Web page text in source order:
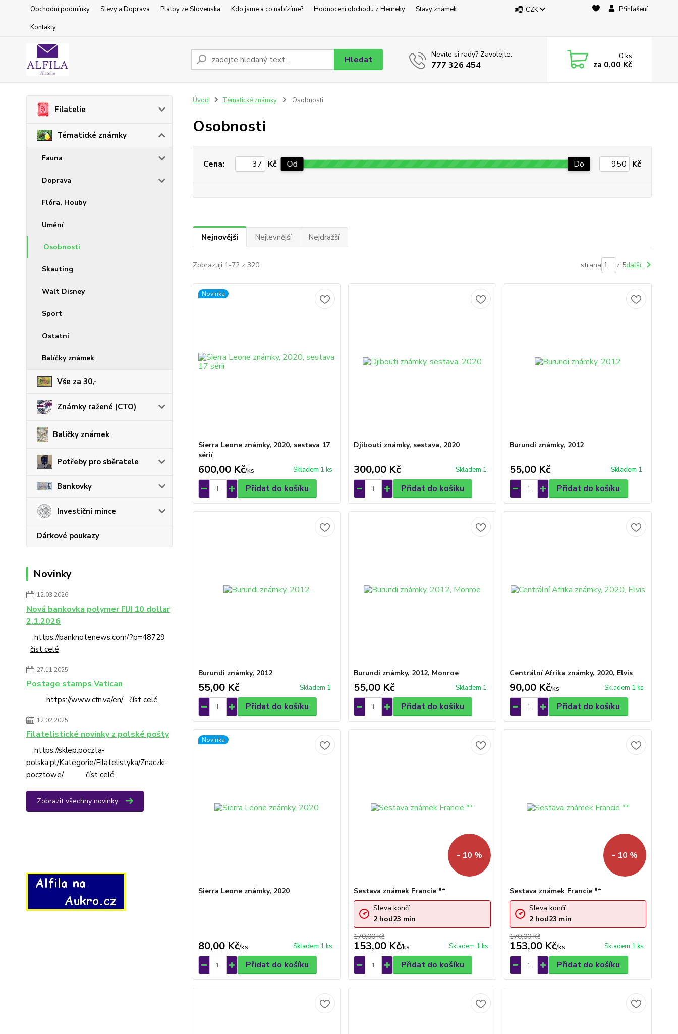
Obchodní podmínky Slevy a Doprava Platby ze Slovenska Kdo jsme a co nabízíme? Hodnocení obchodu z Heureky
Stavy známek
Kontakty
CZK Přihlášení
Hledat Nevíte si rady? Zavolejte.
777 326 454
0ks
za 0,00 Kč
Filatelie
Tématické známky
Fauna
Doprava
Flóra, Houby
Umění
Osobnosti
Skauting
Walt Disney
Sport
Ostatní
Balíčky známek
Vše za 30,-
Známky ražené (CTO)
Balíčky známek
Potřeby pro sběratele
Bankovky
Investiční mince
Dárkové poukazy
Novinky
12.03.2026
Nová bankovka polymer FIJI 10 dollar
2.1.2026
https://banknotenews.com/?p=48729
číst celé
27.11.2025
Postage stamps Vatican
https://www.cfn.va/en/ číst celé
12.02.2025
Filatelistické novinky z polské pošty
https://sklep.poczta-
polska.pl/Kategorie/Filatelistyka/Znaczki-
pocztowe/ číst celé
Zobrazit všechny novinky
Úvod Tématické známky Osobnosti
Osobnosti
Cena: Kč Od Do Kč
Nejnovější Nejlevnější Nejdražší
Zobrazuji 1-72 z 320 strana z 5další
Novinka
Sierra Leone známky, 2020, sestava 17
sérií
600,00 Kč/ks Skladem 1 ks
Přidat do košíku
Djibouti známky, sestava, 2020
300,00 Kč Skladem 1
Přidat do košíku
Burundi známky, 2012
55,00 Kč Skladem 1
Přidat do košíku
Burundi známky, 2012
55,00 Kč Skladem 1
Přidat do košíku
Burundi známky, 2012, Monroe
55,00 Kč Skladem 1
Přidat do košíku
Centrální Afrika známky, 2020, Elvis
90,00 Kč/ks Skladem 1 ks
Přidat do košíku
Novinka
Sierra Leone známky, 2020
80,00 Kč/ks Skladem 1 ks
Přidat do košíku
- 10 %
Sestava známek Francie **
170,00 Kč
153,00 Kč/ks Skladem 1 ks
Sleva končí:
2 hod23 min
Přidat do košíku
- 10 %
Sestava známek Francie **
170,00 Kč
153,00 Kč/ks Skladem 1 ks
Sleva končí:
2hod23 min
Přidat do košíku